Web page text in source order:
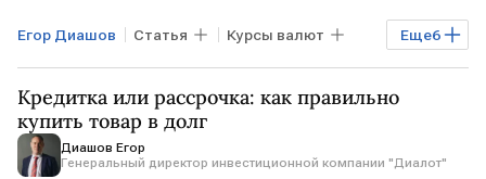
Еще6
Егор Диашов Статья Курсы валют
реальный эффективный курс рубля ЕС
КИТАЙ ТУРЦИЯ
Наталья Ващелюк
Кредитка или рассрочка: как правильно
купить товар в долг
Диашов Егор
Генеральный директор инвестиционной компании "Диалот"